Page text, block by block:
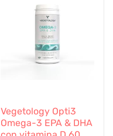
Vegetology Opti3
Omega-3 EPA & DHA